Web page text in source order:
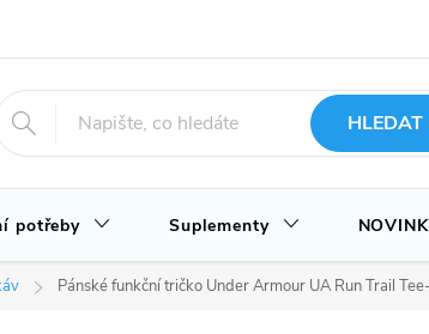
HLEDAT
potřeby Suplementy
Pánské funkční tričko Under Armour UA Run Trail